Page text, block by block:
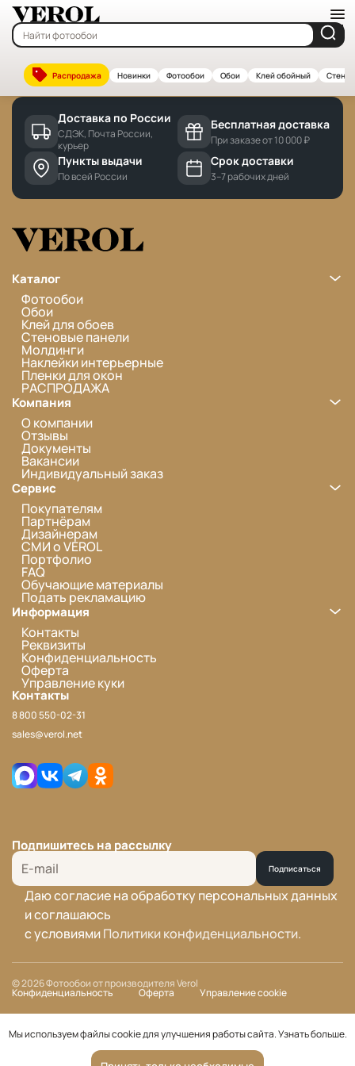
Распродажа Новинки Фотообои Обои Клей обойный
Главная—Бренды
Доставка по России
СДЭК, Почта России,
курьер
Бесплатная доставка
При заказе от 10 000 ₽
Пункты выдачи
По всей России
Срок доставки
3–7 рабочих дней
Каталог
Фотообои
Обои
Клей для обоев
Стеновые панели
Молдинги
Наклейки интерьерные
Пленки для окон
РАСПРОДАЖА
Компания
О компании
Отзывы
Документы
Вакансии
Индивидуальный заказ
Сервис
Покупателям
Партнёрам
Дизайнерам
СМИ о VEROL
Портфолио
FAQ
Обучающие материалы
Подать рекламацию
Информация
Контакты
Реквизиты
Конфиденциальность
Оферта
Управление куки
Контакты
8 800 550-02-31
sales@verol.net
Подпишитесь на рассылку
Подписаться
Даю согласие на обработку персональных данных
и соглашаюсь
с условиямиПолитики конфиденциальности.
© 2026 Фотообои от производителя Verol
Конфиденциальность Оферта Управление cookie
Мы используем файлы cookie для улучшения работы сайта.Узнать больше.